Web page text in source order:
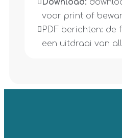
Download:
voor print of
PDF berichten: de
een uitdraai van